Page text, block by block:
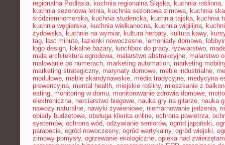
regionalna Podlasia, kuchnia regionalna Śląska, kuchnia roślinna,
kuchnia sezonowa letnia, kuchnia sezonowa zimowa, kuchnia
śródziemnomorska, kuchnia studencka, kuchnia tajska, kuchnia
kuchnia węgierska, kuchnia wielkanocna, kuchnia wigilijna,
żydowska, kuchnie na wymiar, kultura herbaty, kultura kawy,
tag, last minute, łazienki nowoczesne, lemoniady domowe,
logo design, lokalne bazary, lunchbox do pracy, łyżwiarstwo,
mała architektura ogrodowa, malarstwo abstrakcyjne, malarstwo
malowanie po numerach, marketing automation, marketing
marketing strategiczny, marynaty domowe, meble industrialne,
modułowe, meble skandynawskie, media tradycyjne, medycyna
prewencyjna, mental health, miejskie rośliny, mieszkanie z
eating, monitoring w domu, monitorowanie zdrowia domowe,
elektroniczna, narciarstwo biegowe, nauka gry na gitarze, nauka
nawozy naturalne, nawyki żywieniowe, niemarnowanie jedzenia,
obiady budżetowe, obsługa klienta online, ochrona powietrza,
systemów, ochrona wód, odżywianie seniorów, ogród japoński,
parapecie, ogród nowoczesny, ogród wertykalny, ogród wiejski,
zimowy pomysły, ogrzewanie ekologiczne, opieka nad